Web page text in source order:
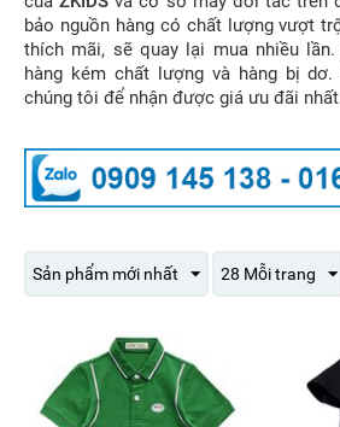
bảo nguồn hàng có chất lượng vượt
thích mãi, sẽ quay lại mua nhiều
hàng kém chất lượng và hàng bị
chúng tôi để nhận được giá ưu đãi
Sản phẩm mới nhất 28 Mỗi trang